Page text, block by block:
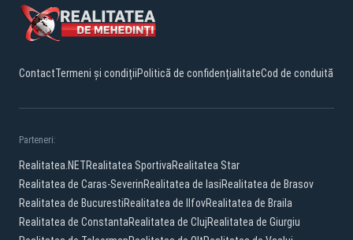
ContactTermeni și condițiiPolitică de confidențialitateCod de conduită
Parteneri:
Realitatea.NETRealitatea SportivaRealitatea Star
Realitatea de Caras-SeverinRealitatea de IasiRealitatea de Brasov
Realitatea de BucurestiRealitatea de IlfovRealitatea de Braila
Realitatea de ConstantaRealitatea de ClujRealitatea de Giurgiu